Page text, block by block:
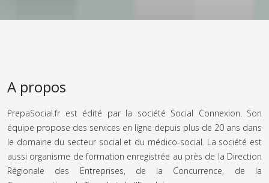
A propos
PrepaSocial.fr est édité par la société Social Connexion. Son
équipe propose des services en ligne depuis plus de 20 ans dans
le domaine du secteur social et du médico-social. La société est
aussi organisme de formation enregistrée au près de la Direction
Régionale des Entreprises, de la Concurrence, de la